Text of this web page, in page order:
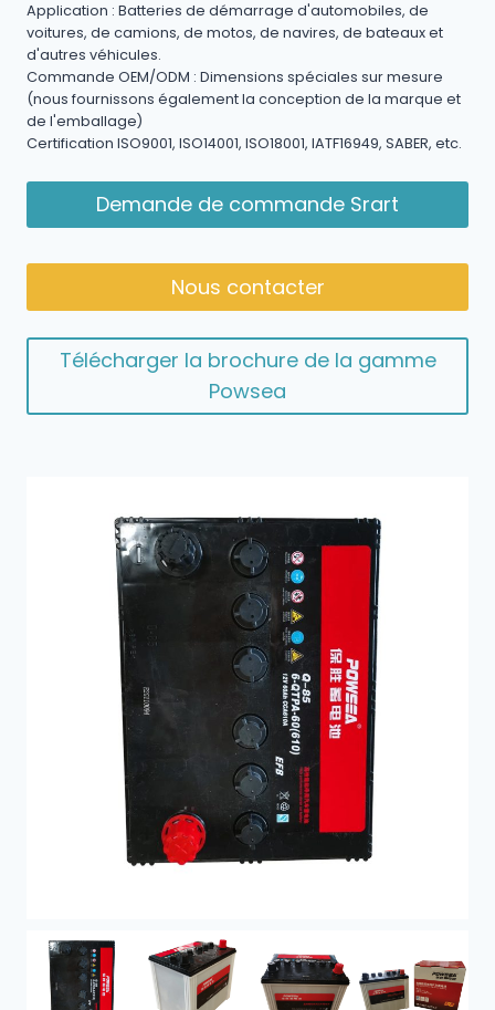
Application : Batteries de démarrage d'automobiles, de
voitures, de camions, de motos, de navires, de bateaux et
d'autres véhicules.
Commande OEM/ODM : Dimensions spéciales sur mesure
(nous fournissons également la conception de la marque et
de l'emballage)
Certification ISO9001, ISO14001, ISO18001, IATF16949, SABER, etc.
Demande de commande Srart
Nous contacter
Télécharger la brochure de la gamme
Powsea